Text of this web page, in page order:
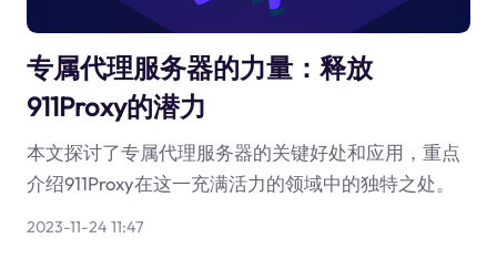
专属代理服务器的力量：释放
911Proxy的潜力
本文探讨了专属代理服务器的关键好处和应用，重点
介绍911Proxy在这一充满活力的领域中的独特之处。
2023-11-24 11:47